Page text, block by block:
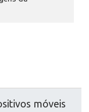
móveis